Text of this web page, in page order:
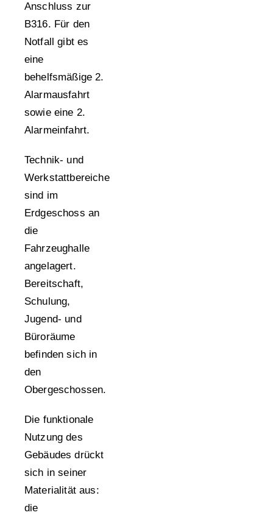
Anschluss zur
B316. Für den
Notfall gibt es
eine
behelfsmäßige 2.
Alarmausfahrt
sowie eine 2.
Alarmeinfahrt.
Technik- und
Werkstattbereiche
sind im
Erdgeschoss an
die
Fahrzeughalle
angelagert.
Bereitschaft,
Schulung,
Jugend- und
Büroräume
befinden sich in
den
Obergeschossen.
Die funktionale
Nutzung des
Gebäudes drückt
sich in seiner
Materialität aus:
die